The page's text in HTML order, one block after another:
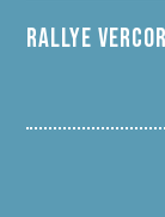
Rallye